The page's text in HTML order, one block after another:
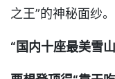
之王”的神秘面纱。
“国内十座最美雪